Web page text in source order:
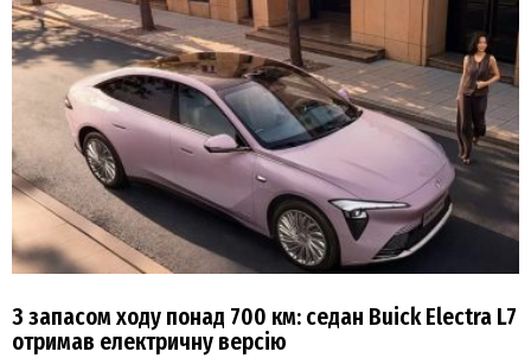
З запасом ходу понад 700 км: седан Buick Electra L7
отримав електричну версію